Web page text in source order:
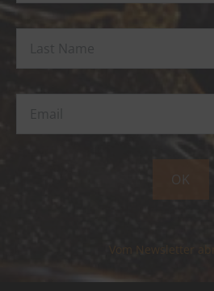
OK
Vom Newsletter